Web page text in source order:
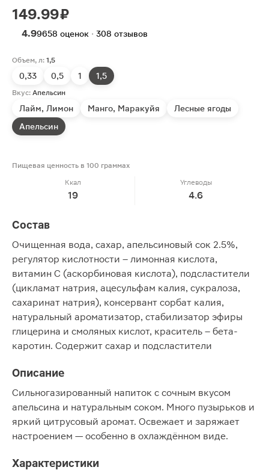
149.99 ₽
4.99658 оценок · 308 отзывов
Объем, л: 1,5
0,33 0,5 1 1,5
Вкус: Апельсин
Лайм, Лимон Манго, Маракуйя
Лесные ягоды
Апельсин
Пищевая ценность в 100 граммах
Ккал
19
Углеводы
4.6
Состав
Очищенная вода, сахар, апельсиновый сок 2.5%,
регулятор кислотности – лимонная кислота,
витамин C (аскорбиновая кислота), подсластители
(цикламат натрия, ацесульфам калия, сукралоза,
сахаринат натрия), консервант сорбат калия,
натуральный ароматизатор, стабилизатор эфиры
глицерина и смоляных кислот, краситель – бета-
каротин. Содержит сахар и подсластители
Описание
Сильногазированный напиток с сочным вкусом
апельсина и натуральным соком. Много пузырьков и
яркий цитрусовый аромат. Освежает и заряжает
настроением — особенно в охлаждённом виде.
Характеристики